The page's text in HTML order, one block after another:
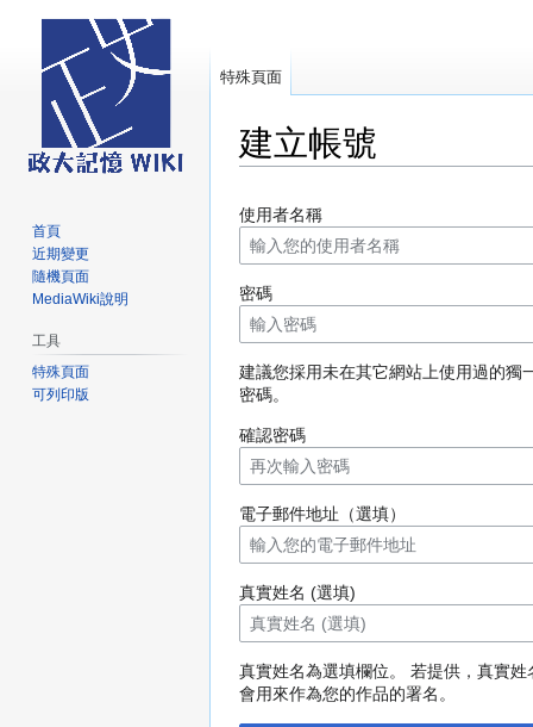
建立帳號
至
導
至
搜
使用者名稱
密碼
建議您採用未在其它網站上使用過的獨
密碼。
確認密碼
電子郵件地址（選填）
真實姓名 (選填)
真實姓名為選填欄位。 若提供，真實姓
會用來作為您的作品的署名。
特殊頁面
首頁
近期變更
隨機頁面
MediaWiki說明
工具
特殊頁面
可列印版